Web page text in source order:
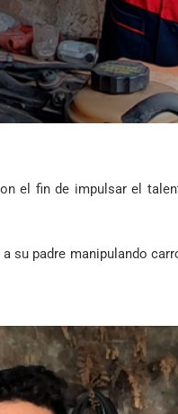
el fin de impulsar el
padre manipulando